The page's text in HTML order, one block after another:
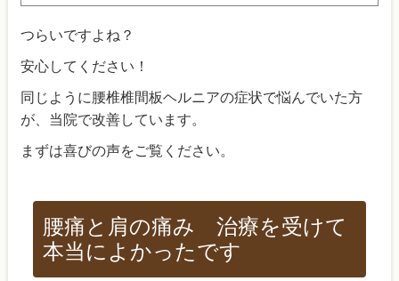
つらいですよね？
安心してください！
同じように腰椎椎間板ヘルニアの症状で悩んでいた方
が、当院で改善しています。
まずは喜びの声をご覧ください。
腰痛と肩の痛み 治療を受けて
本当によかったです